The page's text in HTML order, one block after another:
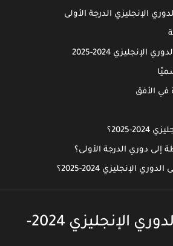
الإنجليزي الدرجة الأولى
2024-2025
الأفق
دوري الدرجة الأولى؟
2024-2025؟
موعد بداية الدوري الإنجليزي 2024-